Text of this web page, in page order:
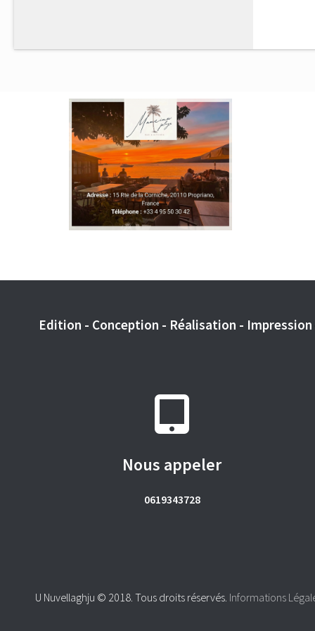
Edition - Conception - Réalisation -
Nous appeler
0619343728
U Nuvellaghju © 2018. Tous droits réservés. Informations